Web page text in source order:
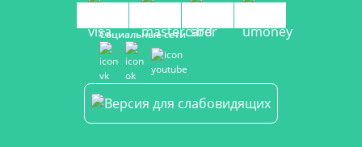
Социальные сети